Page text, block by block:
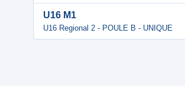
U16 M1
U16 Regional 2 - POULE B - UNIQUE